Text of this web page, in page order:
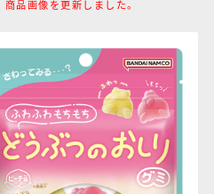
ドラゴンボール
ポケモンキッズ
品画像を更新しました。